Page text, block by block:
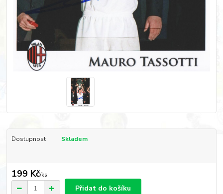
Dostupnost Skladem
199 Kč/ks
Přidat do košíku